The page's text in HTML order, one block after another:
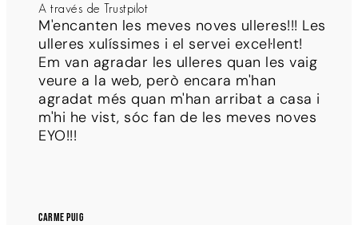
A través de Trustpilot
M'encanten les meves noves ulleres!!! Les
ulleres xulíssimes i el servei excel·lent!
Em van agradar les ulleres quan les vaig
veure a la web, però encara m'han
agradat més quan m'han arribat a casa i
m'hi he vist, sóc fan de les meves noves
EYO!!!
Carme Puig